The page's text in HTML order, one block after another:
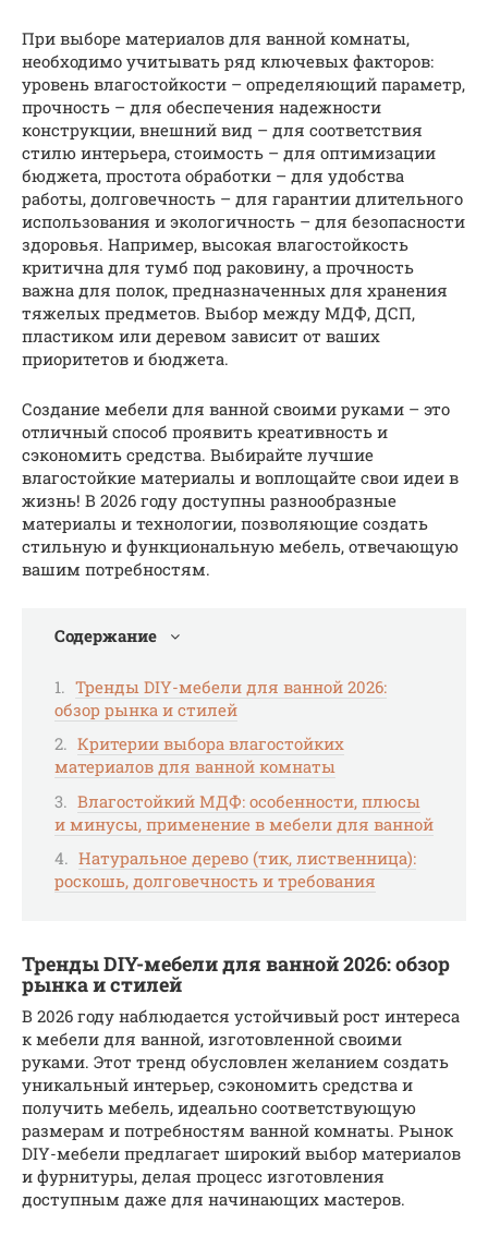
При выборе материалов для ванной комнаты,
необходимо учитывать ряд ключевых факторов:
уровень влагостойкости – определяющий параметр,
прочность – для обеспечения надежности
конструкции, внешний вид – для соответствия
стилю интерьера, стоимость – для оптимизации
бюджета, простота обработки – для удобства
работы, долговечность – для гарантии длительного
использования и экологичность – для безопасности
здоровья. Например, высокая влагостойкость
критична для тумб под раковину, а прочность
важна для полок, предназначенных для хранения
тяжелых предметов. Выбор между МДФ, ДСП,
пластиком или деревом зависит от ваших
приоритетов и бюджета.
Создание мебели для ванной своими руками – это
отличный способ проявить креативность и
сэкономить средства. Выбирайте лучшие
влагостойкие материалы и воплощайте свои идеи в
жизнь! В 2026 году доступны разнообразные
материалы и технологии, позволяющие создать
стильную и функциональную мебель, отвечающую
вашим потребностям.
Содержание
Тренды DIY-мебели для ванной 2026:
обзор рынка и стилей
Критерии выбора влагостойких
материалов для ванной комнаты
Влагостойкий МДФ: особенности, плюсы
и минусы, применение в мебели для ванной
Натуральное дерево (тик, лиственница):
роскошь, долговечность и требования
Тренды DIY-мебели для ванной 2026: обзор
рынка и стилей
В 2026 году наблюдается устойчивый рост интереса
к мебели для ванной, изготовленной своими
руками. Этот тренд обусловлен желанием создать
уникальный интерьер, сэкономить средства и
получить мебель, идеально соответствующую
размерам и потребностям ванной комнаты. Рынок
DIY-мебели предлагает широкий выбор материалов
и фурнитуры, делая процесс изготовления
доступным даже для начинающих мастеров.